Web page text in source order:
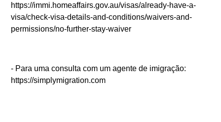
https://immi.homeaffairs.gov.au/visas/already-have-a-
visa/check-visa-details-and-conditions/waivers-and-
permissions/no-further-stay-waiver
- Para uma consulta com um agente de imigração:
https://simplymigration.com